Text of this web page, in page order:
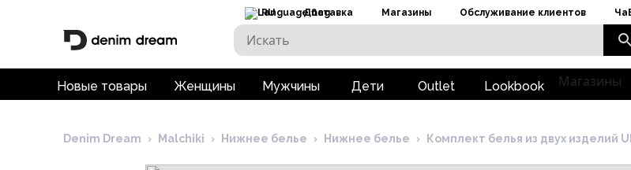
RU Доставка Магазины Обслуживание клиентов
Новые товары Женщины Мужчины Дети Outlet Lookbook Магазины
Denim Dream › Malchiki › Нижнее белье › Нижнее белье › Комплект белья из двух изделий